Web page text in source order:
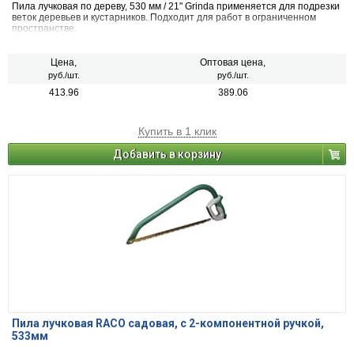
Пила лучковая по дереву, 530 мм / 21" Grinda применяется для подрезки
веток деревьев и кустарников. Подходит для работ в ограниченном
пространстве.
Цена,
руб./шт.
Оптовая цена,
руб./шт.
413.96 389.06
Купить в 1 клик
Добавить в корзину
Пила лучковая RACO садовая, с 2-компонентной ручкой,
533мм